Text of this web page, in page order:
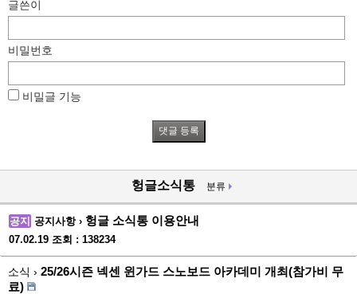
글쓴이
비밀번호
비밀글 기능
헝글소식통 분류
공지 공지사항 › 헝글 소식통 이용안내
07.02.19 조회 : 138234
소식 › 25/26시즌 넥센 윈가드 스노보드 아카데미 개최(참가비 무
료)